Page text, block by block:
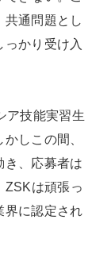
通問題とし
っかり受け入
ア技能実習生
しこの間、
き、応募者は
ZSKは頑張っ
界に認定され